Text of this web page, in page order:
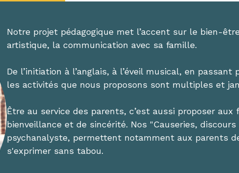
Notre projet pédagogique met l’accent sur le bien-
artistique, la communication avec sa famille.
De l’initiation à l’anglais, à l’éveil musical, en
les activités que nous proposons sont multiples et
Être au service des parents, c’est aussi proposer
bienveillance et de sincérité. Nos "Causeries,
psychanalyste, permettent notamment aux parents
s'exprimer sans tabou.